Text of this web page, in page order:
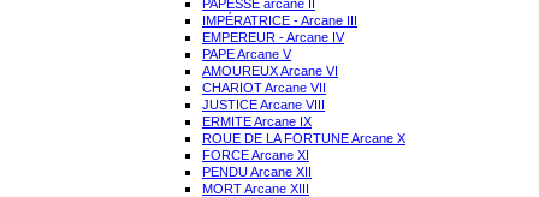
PAPESSE arcane II
IMPÉRATRICE - Arcane III
EMPEREUR - Arcane IV
PAPE Arcane V
AMOUREUX Arcane VI
CHARIOT Arcane VII
JUSTICE Arcane VIII
ERMITE Arcane IX
ROUE DE LA FORTUNE Arcane X
FORCE Arcane XI
PENDU Arcane XII
MORT Arcane XIII